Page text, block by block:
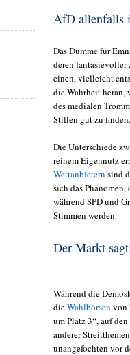
AfD allenfalls
Das Dumme für
deren fantasievoller
einen, vielleicht
die Wahrheit heran,
des medialen
Stillen gut zu finden.
Die Unterschiede
reinem Eigennutz
Wettanbietern sind
sich das
während SPD und
Stimmen werden.
Der Markt
Während die
dieWahlbörsen von
um Platz 3“, auf
anderer
unangefochten vor